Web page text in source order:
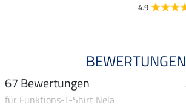
4.9
BEWERTUNGEN
67 Bewertungen
für Funktions-T-Shirt Nela